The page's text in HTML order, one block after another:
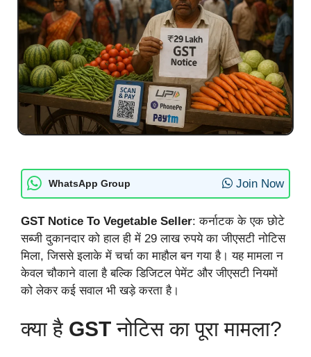
WhatsApp Group Join Now
GST Notice To Vegetable Seller: कर्नाटक के एक छोटे
सब्जी दुकानदार को हाल ही में 29 लाख रुपये का जीएसटी नोटिस
मिला, जिससे इलाके में चर्चा का माहौल बन गया है। यह मामला न
केवल चौकाने वाला है बल्कि डिजिटल पेमेंट और जीएसटी नियमों
को लेकर कई सवाल भी खड़े करता है।
क्या है GSTनोटिस का पूरा मामला?